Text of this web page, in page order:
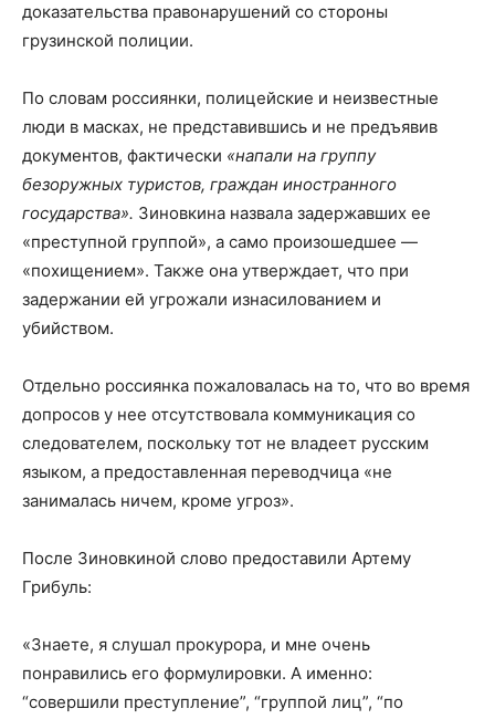
доказательства правонарушений со стороны
грузинской полиции.
По словам россиянки, полицейские и неизвестные
люди в масках, не представившись и не предъявив
документов, фактически «напали на группу
безоружных туристов, граждан иностранного
государства». Зиновкина назвала задержавших ее
«преступной группой», а само произошедшее —
«похищением». Также она утверждает, что при
задержании ей угрожали изнасилованием и
убийством.
Отдельно россиянка пожаловалась на то, что во время
допросов у нее отсутствовала коммуникация со
следователем, поскольку тот не владеет русским
языком, а предоставленная переводчица «не
занималась ничем, кроме угроз».
После Зиновкиной слово предоставили Артему
Грибуль:
«Знаете, я слушал прокурора, и мне очень
понравились его формулировки. А именно:
“совершили преступление”, “группой лиц”, “по